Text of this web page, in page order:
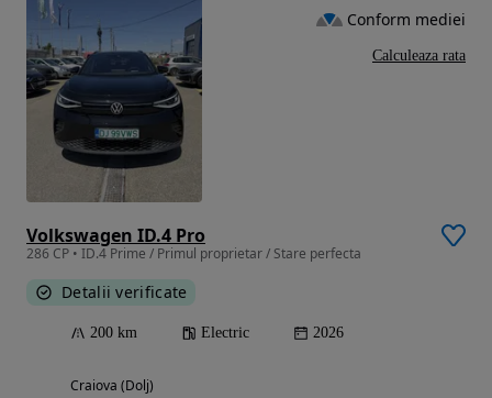
Volkswagen ID.4 Pro
286 CP • ID.4 Prime / Primul proprietar / Stare perfecta
Detalii verificate
200 km Electric 2026
Craiova (Dolj)
Conform mediei
Calculeaza rata